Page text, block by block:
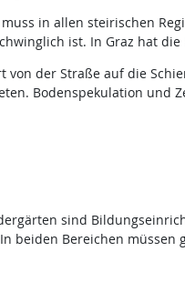
in allen steirischen
ist. In Graz hat die
von der Straße auf die
Bodenspekulation und
sind
beiden Bereichen